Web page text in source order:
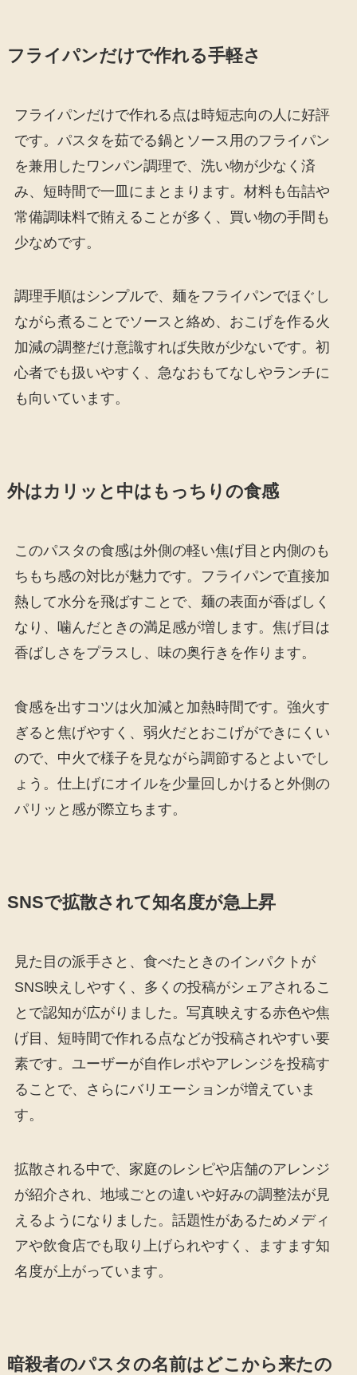
フライパンだけで作れる手軽さ
フライパンだけで作れる点は時短志向の人に好評
です。パスタを茹でる鍋とソース用のフライパン
を兼用したワンパン調理で、洗い物が少なく済
み、短時間で一皿にまとまります。材料も缶詰や
常備調味料で賄えることが多く、買い物の手間も
少なめです。
調理手順はシンプルで、麺をフライパンでほぐし
ながら煮ることでソースと絡め、おこげを作る火
加減の調整だけ意識すれば失敗が少ないです。初
心者でも扱いやすく、急なおもてなしやランチに
も向いています。
外はカリッと中はもっちりの食感
このパスタの食感は外側の軽い焦げ目と内側のも
ちもち感の対比が魅力です。フライパンで直接加
熱して水分を飛ばすことで、麺の表面が香ばしく
なり、噛んだときの満足感が増します。焦げ目は
香ばしさをプラスし、味の奥行きを作ります。
食感を出すコツは火加減と加熱時間です。強火す
ぎると焦げやすく、弱火だとおこげができにくい
ので、中火で様子を見ながら調節するとよいでし
ょう。仕上げにオイルを少量回しかけると外側の
パリッと感が際立ちます。
SNSで拡散されて知名度が急上昇
見た目の派手さと、食べたときのインパクトが
SNS映えしやすく、多くの投稿がシェアされるこ
とで認知が広がりました。写真映えする赤色や焦
げ目、短時間で作れる点などが投稿されやすい要
素です。ユーザーが自作レポやアレンジを投稿す
ることで、さらにバリエーションが増えていま
す。
拡散される中で、家庭のレシピや店舗のアレンジ
が紹介され、地域ごとの違いや好みの調整法が見
えるようになりました。話題性があるためメディ
アや飲食店でも取り上げられやすく、ますます知
名度が上がっています。
暗殺者のパスタの名前はどこから来たの